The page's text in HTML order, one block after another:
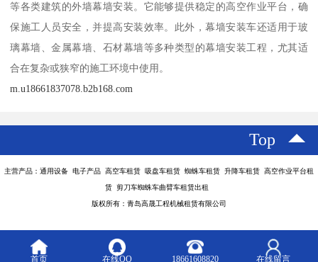
等各类建筑的外墙幕墙安装。它能够提供稳定的高空作业平台，确
保施工人员安全，并提高安装效率。此外，幕墙安装车还适用于玻
璃幕墙、金属幕墙、石材幕墙等多种类型的幕墙安装工程，尤其适
合在复杂或狭窄的施工环境中使用。
m.u18661837078.b2b168.com
Top
主营产品：通用设备 电子产品 高空车租赁 吸盘车租赁 蜘蛛车租赁 升降车租赁 高空作业平台租
赁 剪刀车蜘蛛车曲臂车租赁出租
版权所有：青岛高晟工程机械租赁有限公司
首页 在线QQ 18661608820 在线留言